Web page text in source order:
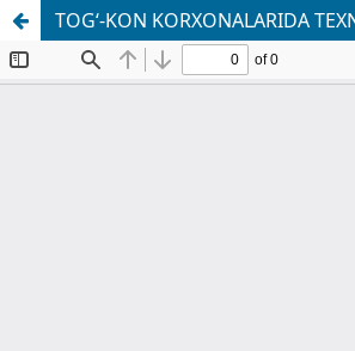
TOG‘-KON KORXONALARIDA